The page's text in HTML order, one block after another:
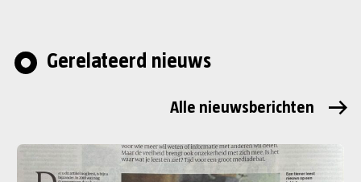
Gerelateerd nieuws
Alle nieuwsberichten